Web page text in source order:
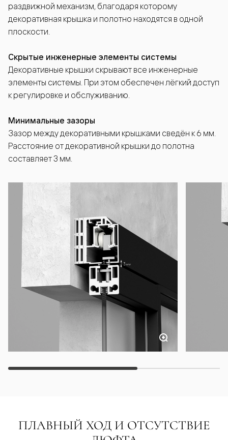
раздвижной механизм, благодаря которому
декоративная крышка и полотно находятся в одной
плоскости.
Скрытые инженерные элементы системы
Декоративные крышки скрывают все инженерные
элементы системы. При этом обеспечен лёгкий доступ
к регулировке и обслуживанию.
Минимальные зазоры
Зазор между декоративными крышками сведён к 6 мм.
Расстояние от декоративной крышки до полотна
составляет 3 мм.
ПЛАВНЫЙ ХОД И ОТСУТСТВИЕ